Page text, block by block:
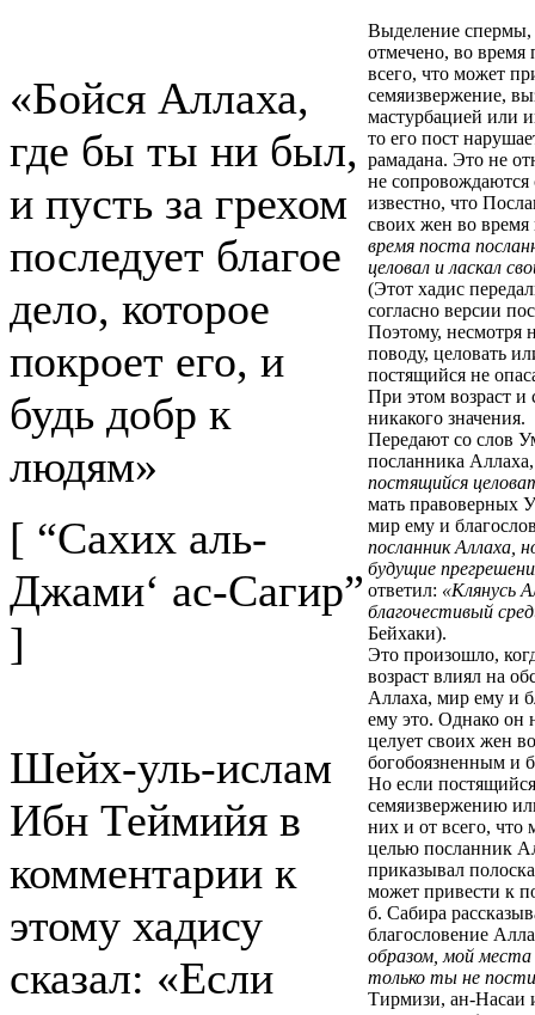
«Бойся Аллаха,
где бы ты ни был,
и пусть за грехом
последует благое
дело, которое
покроет его, и
будь добр к
людям»
[ “Сахих аль-
Джами‘ ас-Сагир”
]
Шейх-уль-ислам
Ибн Теймийя в
комментарии к
этому хадису
сказал: «Если
Выделение спермы
отмечено, во время
всего, что может
семяизвержение,
мастурбацией или
то его пост
рамадана. Это не
не сопровождаются
известно, что
своих жен во
время поста
целовал и ласкал
(Этот хадис
согласно версии
Поэтому, несмотря
поводу, целовать
постящийся не
При этом возраст
никакого значения.
Передают со слов
посланника
постящийся
мать правоверных
мир ему и
посланник Аллаха,
будущие
ответил: «Клянусь
благочестивый
Бейхаки).
Это произошло,
возраст влиял на
Аллаха, мир ему и
ему это. Однако он
целует своих жен
богобоязненным и
Но если
семяизвержению
них и от всего,
целью посланник
приказывал
может привести к
б. Сабира
благословение
образом, мой
только ты не
Тирмизи, ан-Насаи